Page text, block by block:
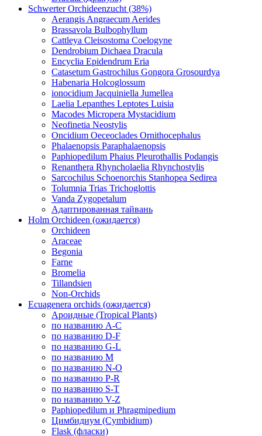
Schwerter Orchideenzucht (38%)
Aerangis Angraecum Aerides
Brassavola Bulbophyllum
Cattleya Cleisostoma Coelogyne
Dendrobium Dichaea Dracula
Encyclia Epidendrum Eria
Catasetum Gastrochilus Gongora Grosourdya
Habenaria Holcoglossum
ionocidium Jacquiniella Jumellea
Laelia Lepanthes Leptotes Luisia
Macodes Micropera Mystacidium
Neofinetia Neostylis
Oncidium Oeceoclades Ornithocephalus
Phalaenopsis Paraphalaenopsis
Paphiopedilum Phaius Pleurothallis Podangis
Renanthera Rhyncholaelia Rhynchostylis
Sarcochilus Schoenorchis Stanhopea Sedirea
Tolumnia Trias Trichoglottis
Vanda Zygopetalum
Адаптированная тайвань
Holm Orchideen (ожидается)
Orchideen
Araceae
Begonia
Farne
Bromelia
Tillandsien
Non-Orchids
Ecuagenera orchids (ожидается)
Ароидные (Tropical Plants)
по названию A-C
по названию D-F
по названию G-L
по названию M
по названию N-O
по названию P-R
по названию S-T
по названию V-Z
Paphiopedilum и Phragmipedium
Цимбидиум (Cymbidium)
Flask (фласки)